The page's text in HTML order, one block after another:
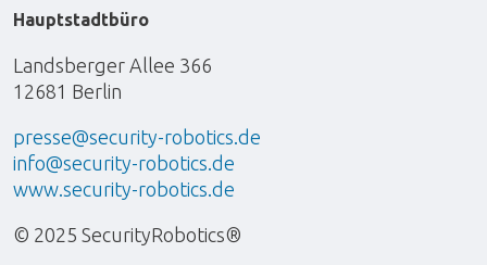
Hauptstadtbüro
Landsberger Allee 366
12681 Berlin
presse@security-robotics.de
info@security-robotics.de
www.security-robotics.de
© 2025 SecurityRobotics®